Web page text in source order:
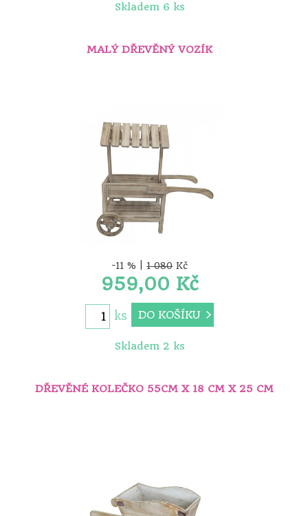
Skladem 6 ks
MALÝ DŘEVĚNÝ VOZÍK
-11 % |1 080Kč
959,00 Kč
ks DO KOŠÍKU
Skladem 2 ks
DŘEVĚNÉ KOLEČKO 55CM X 18 CM X 25 CM